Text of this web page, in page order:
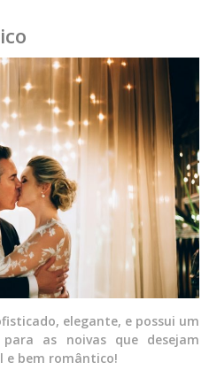
elegante, e possui um
as noivas que desejam
e bem romântico!